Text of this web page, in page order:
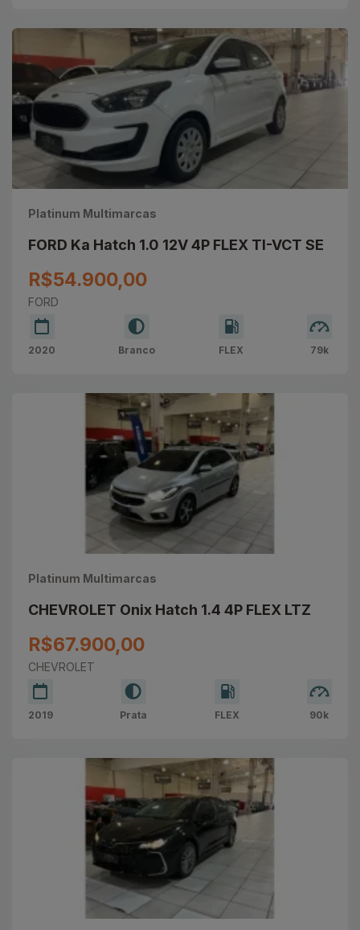
Platinum Multimarcas
FORD Ka Hatch 1.0 12V 4P FLEX TI-VCT SE
R$54.900,00
FORD
2020 Branco FLEX 79k
Platinum Multimarcas
CHEVROLET Onix Hatch 1.4 4P FLEX LTZ
R$67.900,00
CHEVROLET
2019 Prata FLEX 90k